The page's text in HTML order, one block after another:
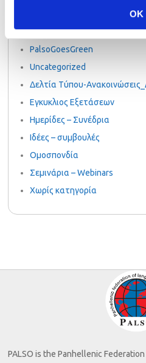
OK
Palso-online.gr
PalsoGoesGreen
Uncategorized
Δελτία Τύπου-
Εγκυκλιος Εξετάσεων
Ημερίδες – Συνέδρια
Ιδέες – συμβουλές
Ομοσπονδία
Σεμινάρια – Webinars
Χωρίς κατηγορία
PALSO is the Panhellenic